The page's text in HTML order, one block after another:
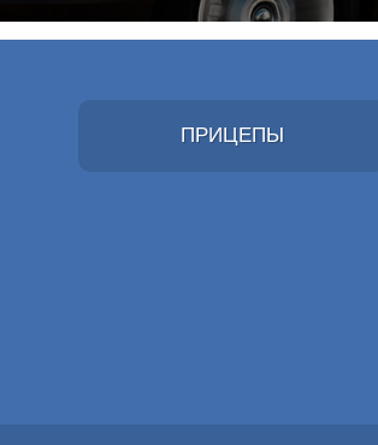
ПРИЦЕПЫ